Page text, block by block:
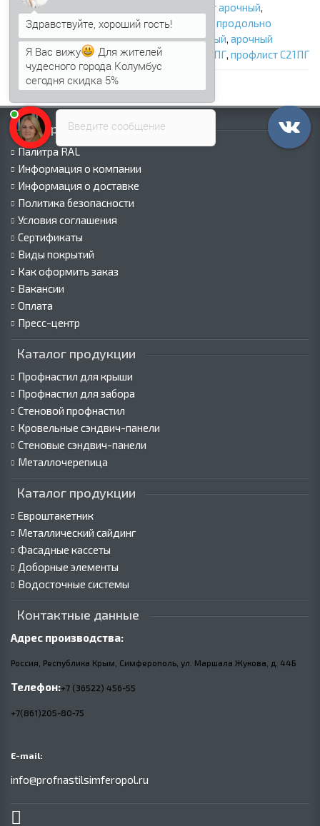
профлист
профлист арочный,
профнастил продольно гнутый,профлист продольно
гнутый,арочный профнастил оцинкованный, арочный
профлист оцинкованный,профнастил С21ПГ, профлист С21ПГ
Информация
Палитра RAL
Информация о компании
Информация о доставке
Политика безопасности
Условия соглашения
Сертификаты
Виды покрытий
Как оформить заказ
Вакансии
Оплата
Пресс-центр
Каталог продукции
Профнастил для крыши
Профнастил для забора
Стеновой профнастил
Кровельные сэндвич-панели
Стеновые сэндвич-панели
Металлочерепица
Каталог продукции
Евроштакетник
Металлический сайдинг
Фасадные кассеты
Доборные элементы
Водосточные системы
Контактные данные
Адрес производства:
Россия, Республика Крым, Симферополь, ул. Маршала Жукова, д. 44Б
Телефон:+7 (36522) 456-55
+7(861)205-80-75
E-mail:
info@profnastilsimferopol.ru
Введите сообщение
Я Вас вижу
Для жителей
чудесного города Колумбус
сегодня скидка 5%